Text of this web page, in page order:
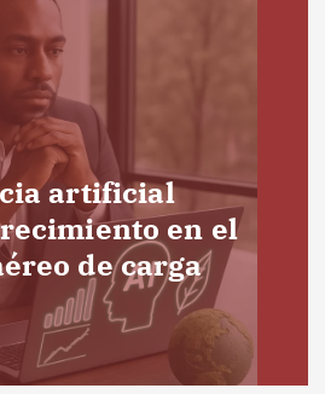
artificial
en el
de carga